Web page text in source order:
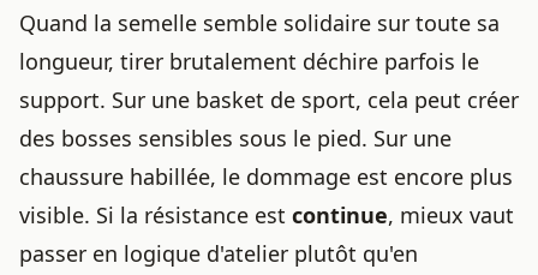
Quand la semelle semble solidaire sur toute sa
longueur, tirer brutalement déchire parfois le
support. Sur une basket de sport, cela peut créer
des bosses sensibles sous le pied. Sur une
chaussure habillée, le dommage est encore plus
visible. Si la résistance est continue, mieux vaut
passer en logique d'atelier plutôt qu'en